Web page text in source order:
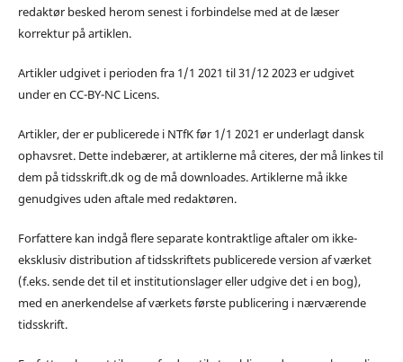
redaktør besked herom senest i forbindelse med at de læser
korrektur på artiklen.
Artikler udgivet i perioden fra 1/1 2021 til 31/12 2023 er udgivet
under en CC-BY-NC Licens.
Artikler, der er publicerede i NTfK før 1/1 2021 er underlagt dansk
ophavsret. Dette indebærer, at artiklerne må citeres, der må linkes til
dem på tidsskrift.dk og de må downloades. Artiklerne må ikke
genudgives uden aftale med redaktøren.
Forfattere kan indgå flere separate kontraktlige aftaler om ikke-
eksklusiv distribution af tidsskriftets publicerede version af værket
(f.eks. sende det til et institutionslager eller udgive det i en bog),
med en anerkendelse af værkets første publicering i nærværende
tidsskrift.